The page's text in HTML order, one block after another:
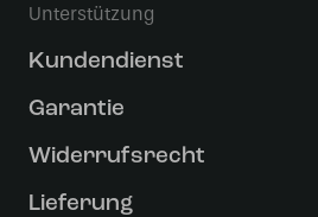
Unterstützung
Kundendienst
Garantie
Widerrufsrecht
Lieferung